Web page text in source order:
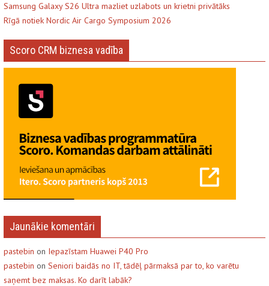
Samsung Galaxy S26 Ultra mazliet uzlabots un krietni privātāks
Rīgā notiek Nordic Air Cargo Symposium 2026
Scoro CRM biznesa vadība
Jaunākie komentāri
pastebin on Iepazīstam Huawei P40 Pro
pastebin on Seniori baidās no IT, tādēļ pārmaksā par to, ko varētu
saņemt bez maksas. Ko darīt labāk?